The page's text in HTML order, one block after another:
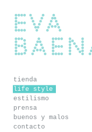
Eva Baena
tienda
life style
estilismo
prensa
buenos y malos
contacto